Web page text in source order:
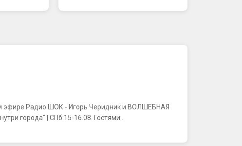
эфире Радио ШОК - Игорь Черидник и ВОЛШЕБНАЯ
города" | СПб 15-16.08. Гостями...